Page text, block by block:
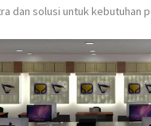
dan solusi untuk kebutuhan